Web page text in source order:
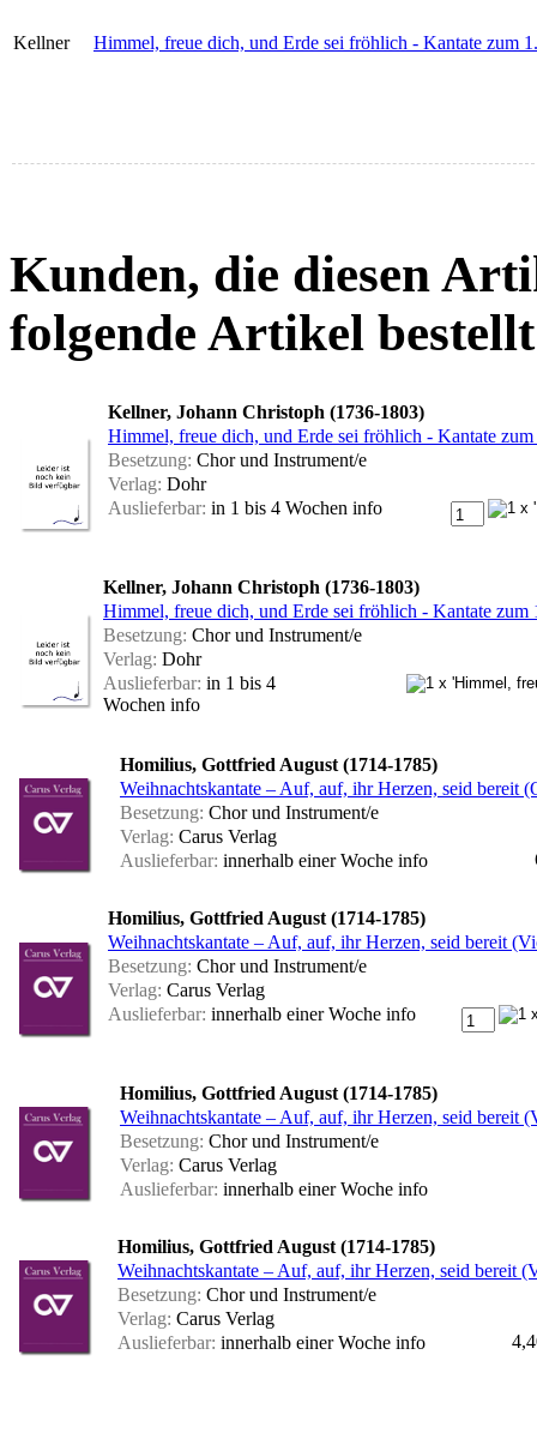
Kellner Himmel, freue dich, und Erde sei fröhlich - Kantate zum
Kunden, die diesen
folgende Artikel
Kellner, Johann Christoph (1736-1803)
Himmel, freue dich, und Erde sei fröhlich - Kantate
Besetzung: Chor und Instrument/e
Verlag: Dohr
Auslieferbar: in 1 bis 4 Wochen info
Kellner, Johann Christoph (1736-1803)
Himmel, freue dich, und Erde sei fröhlich - Kantate
Besetzung: Chor und Instrument/e
Verlag: Dohr
Auslieferbar: in 1 bis 4
Wochen info
Homilius, Gottfried August (1714-1785)
Weihnachtskantate – Auf, auf, ihr Herzen, seid bereit
Besetzung: Chor und Instrument/e
Verlag: Carus Verlag
Auslieferbar: innerhalb einer Woche info
Homilius, Gottfried August (1714-1785)
Weihnachtskantate – Auf, auf, ihr Herzen, seid bereit
Besetzung: Chor und Instrument/e
Verlag: Carus Verlag
Auslieferbar: innerhalb einer Woche info
Homilius, Gottfried August (1714-1785)
Weihnachtskantate – Auf, auf, ihr Herzen, seid bereit
Besetzung: Chor und Instrument/e
Verlag: Carus Verlag
Auslieferbar: innerhalb einer Woche info
Homilius, Gottfried August (1714-1785)
Weihnachtskantate – Auf, auf, ihr Herzen, seid bereit
Besetzung: Chor und Instrument/e
Verlag: Carus Verlag
Auslieferbar: innerhalb einer Woche info